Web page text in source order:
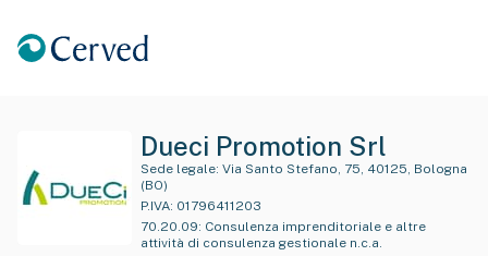
Dueci Promotion Srl
Sede legale:
(BO)
P.IVA: 01796411203
70.20.09: Consulenza imprenditoriale e altre
attività di consulenza gestionale n.c.a.